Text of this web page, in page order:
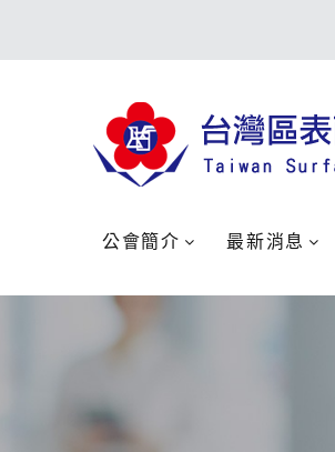
公會簡介 最新消息